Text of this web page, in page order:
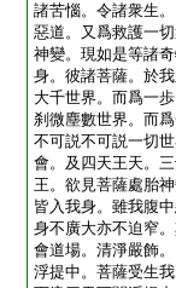
諸苦惱。令諸衆生
惡道。又爲救護一
神變。現如是等諸
身。彼諸菩薩。於
大千世界。而爲一
刹微塵數世界。而
不可説不可説一切
會。及四天王天。
王。欲見菩薩處胎
皆入我身。雖我腹
身不廣大亦不迫窄
會道場。清淨嚴飾
浮提中。菩薩受生